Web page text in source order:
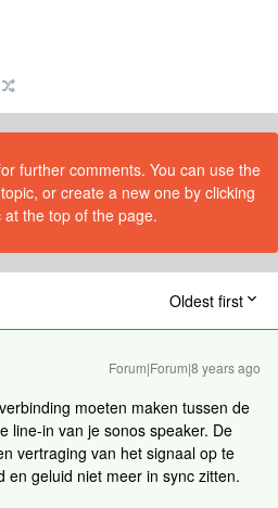
further comments. You can use the
or create a new one by clicking
at the top of the page.
Oldest first
Forum|Forum|8 years ago
moeten maken tussen de
line-in van je sonos speaker. De
vertraging van het signaal op te
en geluid niet meer in sync zitten.